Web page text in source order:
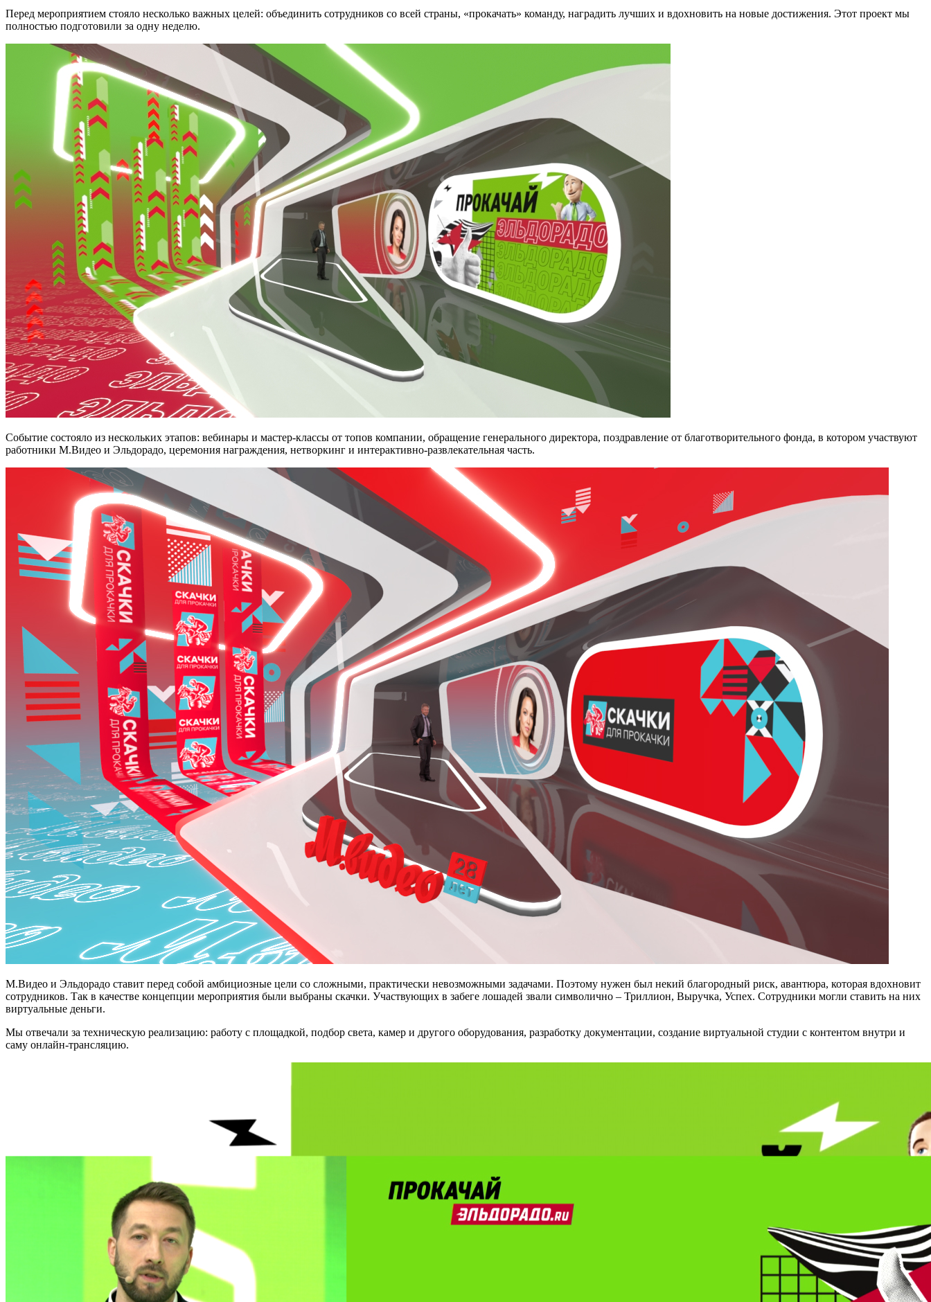
Перед мероприятием стояло несколько важных целей: объединить сотрудников со всей страны, «прокачать» команду, наградить лучших и вдохновить на новые достижения. Этот проект мы
полностью подготовили за одну неделю.
Событие состояло из нескольких этапов: вебинары и мастер-классы от топов компании, обращение генерального директора, поздравление от благотворительного фонда, в котором участвуют
работники М.Видео и Эльдорадо, церемония награждения, нетворкинг и интерактивно-развлекательная часть.
М.Видео и Эльдорадо ставит перед собой амбициозные цели со сложными, практически невозможными задачами. Поэтому нужен был некий благородный риск, авантюра, которая вдохновит
сотрудников. Так в качестве концепции мероприятия были выбраны скачки. Участвующих в забеге лошадей звали символично – Триллион, Выручка, Успех. Сотрудники могли ставить на них
виртуальные деньги.
Мы отвечали за техническую реализацию: работу с площадкой, подбор света, камер и другого оборудования, разработку документации, создание виртуальной студии с контентом внутри и
саму онлайн-трансляцию.